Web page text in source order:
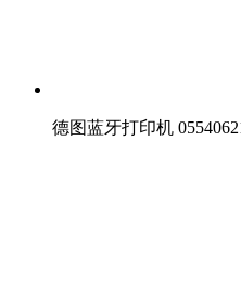
德图蓝牙打印机